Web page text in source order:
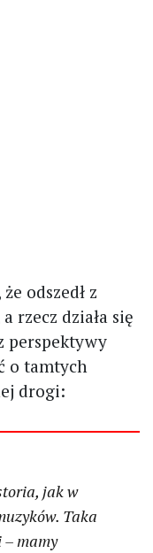
odszedł z
rzecz działa się
perspektywy
o tamtych
drogi:
jak w
Taka
mamy